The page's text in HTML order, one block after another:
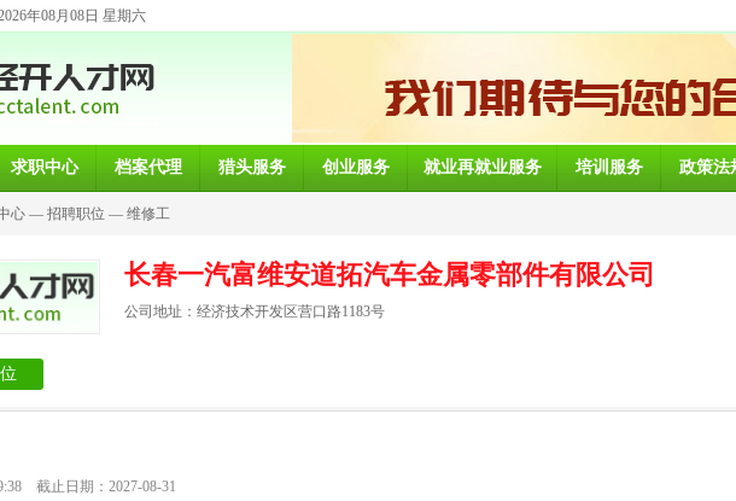
年08月08日 星期六
求职中心 档案代理 猎头服务 创业服务 就业再就业服务 培训服务 政策法
心 — 招聘职位 — 维修工
长春一汽富维安道拓汽车金属零部件有限公司
公司地址：经济技术开发区营口路1183号
截止日期：2027-08-31